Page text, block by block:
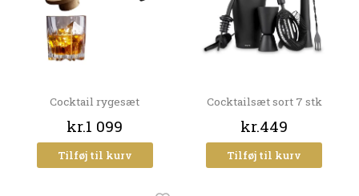
Cocktail rygesæt
kr.1 099
Tilføj til kurv
Cocktailsæt sort 7 stk
kr.449
Tilføj til kurv